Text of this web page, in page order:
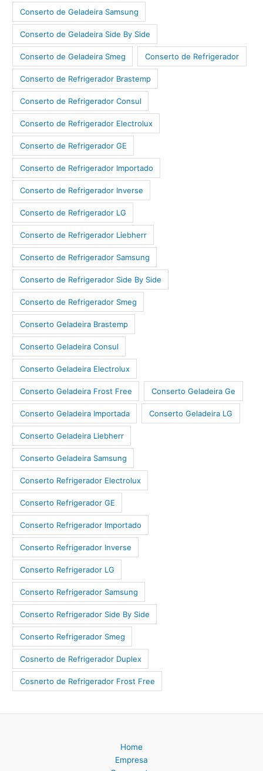
Conserto de Geladeira Samsung
Conserto de Geladeira Side By Side
Conserto de Geladeira Smeg Conserto de Refrigerador
Conserto de Refrigerador Brastemp
Conserto de Refrigerador Consul
Conserto de Refrigerador Electrolux
Conserto de Refrigerador GE
Conserto de Refrigerador Importado
Conserto de Refrigerador Inverse
Conserto de Refrigerador LG
Conserto de Refrigerador Liebherr
Conserto de Refrigerador Samsung
Conserto de Refrigerador Side By Side
Conserto de Refrigerador Smeg
Conserto Geladeira Brastemp
Conserto Geladeira Consul
Conserto Geladeira Electrolux
Conserto Geladeira Frost Free Conserto Geladeira Ge
Conserto Geladeira Importada Conserto Geladeira LG
Conserto Geladeira Liebherr
Conserto Geladeira Samsung
Conserto Refrigerador Electrolux
Conserto Refrigerador GE
Conserto Refrigerador Importado
Conserto Refrigerador Inverse
Conserto Refrigerador LG
Conserto Refrigerador Samsung
Conserto Refrigerador Side By Side
Conserto Refrigerador Smeg
Cosnerto de Refrigerador Duplex
Cosnerto de Refrigerador Frost Free
Home
Empresa